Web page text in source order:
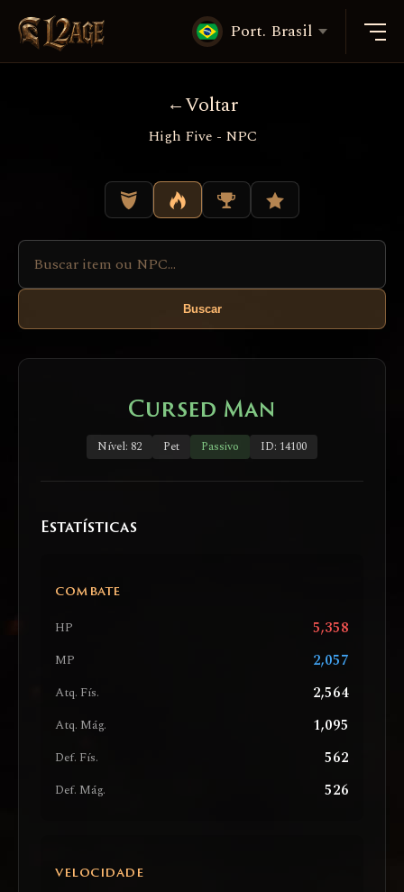
Port. Brasil
Voltar
High Five - NPC
Buscar
Cursed Man
Nível: 82 Pet Passivo ID: 14100
Estatísticas
COMBATE
HP 5,358
MP 2,057
Atq. Fís. 2,564
Atq. Mág. 1,095
Def. Fís. 562
Def. Mág. 526
VELOCIDADE